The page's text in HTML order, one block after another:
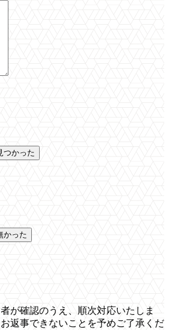
つかった
かった
が確認のうえ、順次対応いたしま
返事できないことを予めご了承くだ